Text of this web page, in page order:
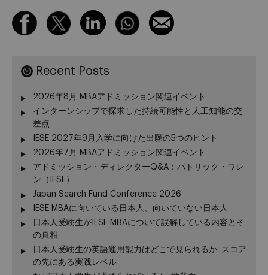
Recent Posts
2026年8月 MBAアドミッション関連イベント
インターンシップで探求した持続可能性と人工知能の交
差点
IESE 2027年9月入学に向けた出願の5つのヒント
2026年7月 MBAアドミッション関連イベント
アドミッション・ディレクターQ&A：パトリック・ワレ
ン（IESE）
Japan Search Fund Conference 2026
IESE MBAに向いている日本人、向いていない日本人
日本人受験生がIESE MBAについて誤解している内容とそ
の真相
日本人受験生の英語運用能力はどこで見られるか: スコア
の先にある実践レベル